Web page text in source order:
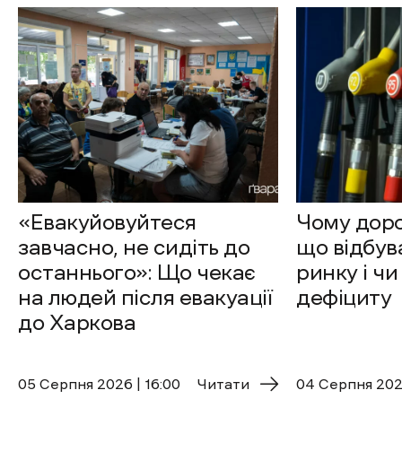
«Евакуйовуйтеся
завчасно, не сидіть до
останнього»: Що чекає
на людей після евакуації
до Харкова
05 Cерпня 2026 | 16:00 Читати
Чому
що
ринку і
дефіциту
04 Cерпня